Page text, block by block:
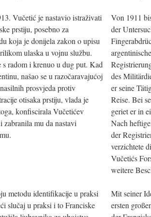
Vučetić je nastavio istraživati
prstiju, posebno za
koja je donijela zakon o upisu
ulaska u vojnu službu.
s radom i krenuo u dug put. Kad
našao se u razočaravajućoj
prosvjeda protiv
otisaka prstiju, vlada je
konfiscirala Vučetićev
zabranila mu da nastavi
Von 1911
der
des
er seine
Reise. Bei
geriet er in
Nach
der
verzichtete
Vučetićs
weitere
metodu identifikacije u praksi
slučaj u praksi i to Franciske
Mit seiner
ersten